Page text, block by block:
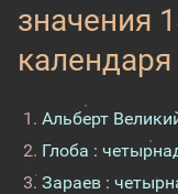
значения
календаря
Альберт
Глоба :
Зараев :